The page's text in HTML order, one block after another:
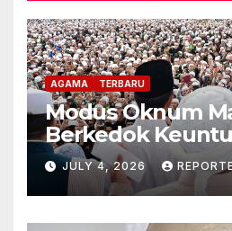
AGAMA TERBARU
Modus Oknum
Berkedok
Pribadi
JULY 4, 2026